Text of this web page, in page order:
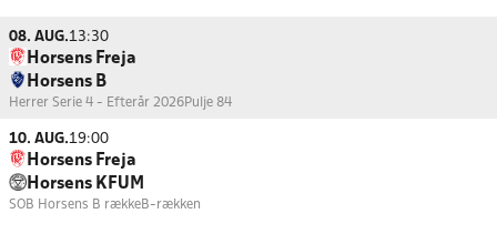
08. AUG.13:30
Horsens Freja
Horsens B
Herrer Serie 4 - Efterår 2026Pulje 84
10. AUG.19:00
Horsens Freja
Horsens KFUM
SOB Horsens B rækkeB-rækken